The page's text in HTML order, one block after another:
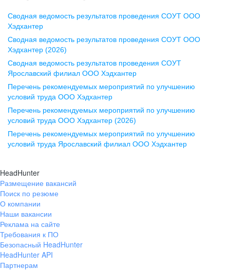
Воронеж
ул. Комиссаржевской, д. 10,
офис 1212
+7 473 280-05-05
pr@vrn.hh.ru
ул. Спартаковская, д. 2А, этаж 3,
помещение 15
+7 843 212-12-50
Екатеринбург
ул. Боевых Дружин, стр. 20,
+7 343 226-79-99
pr@ural.hh.ru
Сводная ведомость результатов проведения СОУТ ООО
Хэдхантер
Сводная ведомость результатов проведения СОУТ ООО
Хэдхантер (2026)
Сводная ведомость результатов проведения СОУТ
Ярославский филиал ООО Хэдхантер
Перечень рекомендуемых мероприятий по улучшению
условий труда ООО Хэдхантер
Перечень рекомендуемых мероприятий по улучшению
условий труда ООО Хэдхантер (2026)
Перечень рекомендуемых мероприятий по улучшению
условий труда Ярославский филиал ООО Хэдхантер
HeadHunter
Размещение вакансий
Поиск по резюме
О компании
Наши вакансии
Реклама на сайте
Требования к ПО
Безопасный HeadHunter
HeadHunter API
Партнерам